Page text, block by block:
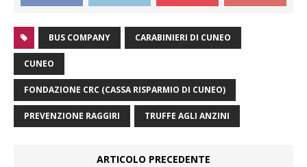
BUS COMPANY CARABINIERI DI CUNEO
CUNEO
FONDAZIONE CRC (CASSA RISPARMIO DI CUNEO)
PREVENZIONE RAGGIRI TRUFFE AGLI ANZINI
ARTICOLO PRECEDENTE